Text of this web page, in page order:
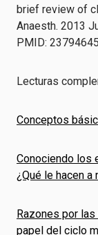
brief review of
Anaesth. 2013
PMID:
Lecturas
Conceptos
Conociendo los
¿Qué le hacen a
Razones por
papel del ciclo